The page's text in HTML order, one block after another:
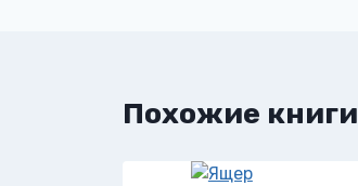
Похожие книги